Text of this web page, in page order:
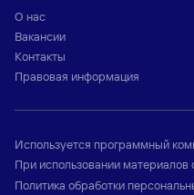
О нас
Вакансии
Контакты
Правовая информация
Используется программный
При использовании материалов
Политика обработки